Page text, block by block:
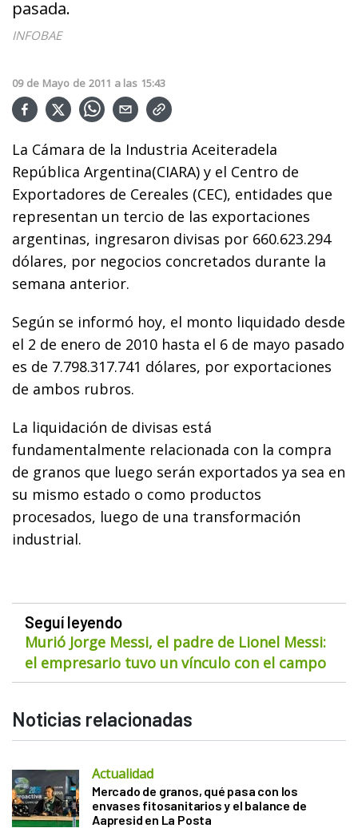
pasada.
INFOBAE
09 de Mayo de 2011 a las 15:43
La Cámara de la Industria Aceiteradela
República Argentina(CIARA) y el Centro de
Exportadores de Cereales (CEC), entidades que
representan un tercio de las exportaciones
argentinas, ingresaron divisas por 660.623.294
dólares, por negocios concretados durante la
semana anterior.
Según se informó hoy, el monto liquidado desde
el 2 de enero de 2010 hasta el 6 de mayo pasado
es de 7.798.317.741 dólares, por exportaciones
de ambos rubros.
La liquidación de divisas está
fundamentalmente relacionada con la compra
de granos que luego serán exportados ya sea en
su mismo estado o como productos
procesados, luego de una transformación
industrial.
Seguí leyendo
Murió Jorge Messi, el padre de Lionel Messi:
el empresario tuvo un vínculo con el campo
Noticias relacionadas
Actualidad
Mercado de granos, qué pasa con los
envases fitosanitarios y el balance de
Aapresid en La Posta